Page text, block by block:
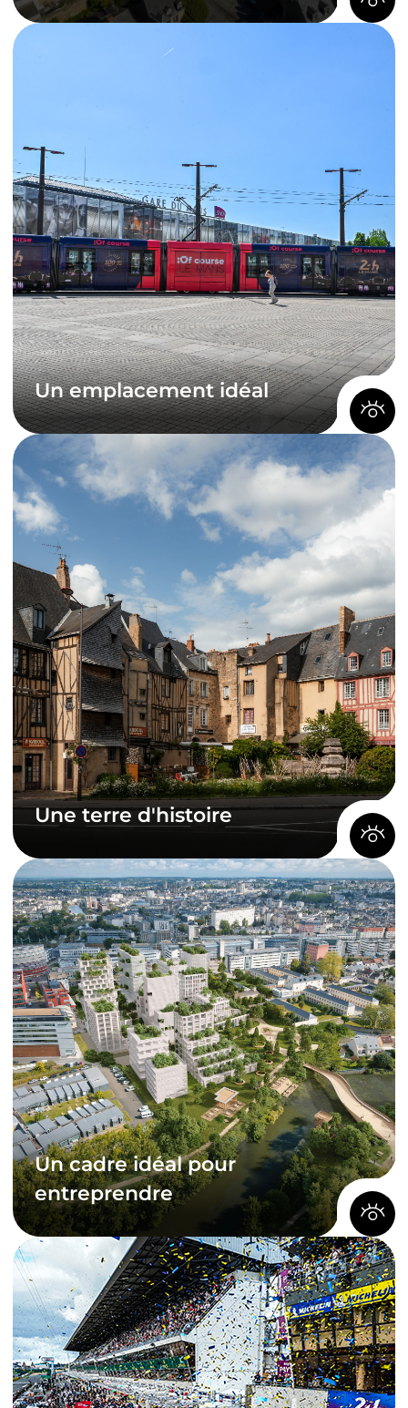
ou profiter d’un cadre de vie équilibré, Le Mans
Métropole est l’endroit idéal pour grandir et
réussir dans les meilleures conditions.
Découvrez la qualité de vie mancelle, où
histoire et modernité, nature et patrimoine se
rencontrent harmonieusement.
Le saviez- vous ?Les 20 communes de Le
Mans Métropole sonttoutes équipées de la
fibre.Le Mans fait d’ailleurs partie des
premières villes de France à s’êtreéquipée de
la 5G.
Un emplacement idéal
Un emplacement idéal
La situation géographique exceptionnelle des 20
communes de Le Mans Métropole, à 56 minutes
de Paris en TGV et au cœur d’un réseau
autoroutier à 5 branches, en fait la porte d’entrée
vers le Grand Ouest.
Profitez d’un emplacement idéal pour rayonner
en France et en Europe.
Pour vos week-ends, rejoignez…
Orly en 1h
Roissy Charles de Gaulle en 1h40
Lyon en 3h
Bruxelles en 3h
La côte atlantique en 1h30
Le bord de mer côté Manche en 1h40
Une terre d'histoire
Une terre d'histoire
Le Mans Métropole offre un patrimoine
exceptionnel, témoin des siècles passés.
Au cœur du Mans, la Cité Plantagenêt et son
enceinte romaine, érigée au IIIe siècle,
transportent les visiteurs dans un décor médiéval
unique. La cathédrale Saint-Julien, avec ses vitraux
exceptionnels et son architecture démesurée
mêlant roman et gothique, domine fièrement la
ville. Les Musées gratuits offrent une plongée dans
les beaux-arts et l’Histoire, tandis que l’Abbaye de
l’Épau est aujourd’hui un lieu d’art et de sérénité,
accueillant des expositions et des spectacles.
Découvrez Le Mans Métropole le temps
d'un weekend
Un cadre idéal pour
entreprendre
Un cadre idéal pour
entreprendre
Le Mans Métropole attire de plus en plus
d’entrepreneurs grâce à un écosystème innovant,
soutenu par de solides infrastructures et des pôles
de compétitivité. Le dynamisme économique de la